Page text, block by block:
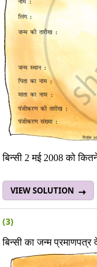
बिन्सी 2 मई 2008 को
VIEW SOLUTION
(3)
बिन्सी का जन्म प्रमाणपत्र